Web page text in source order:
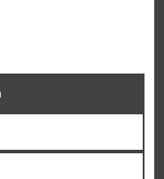
süß oder herzhaft –
du dir Gerichte,
richtig lecker sind.